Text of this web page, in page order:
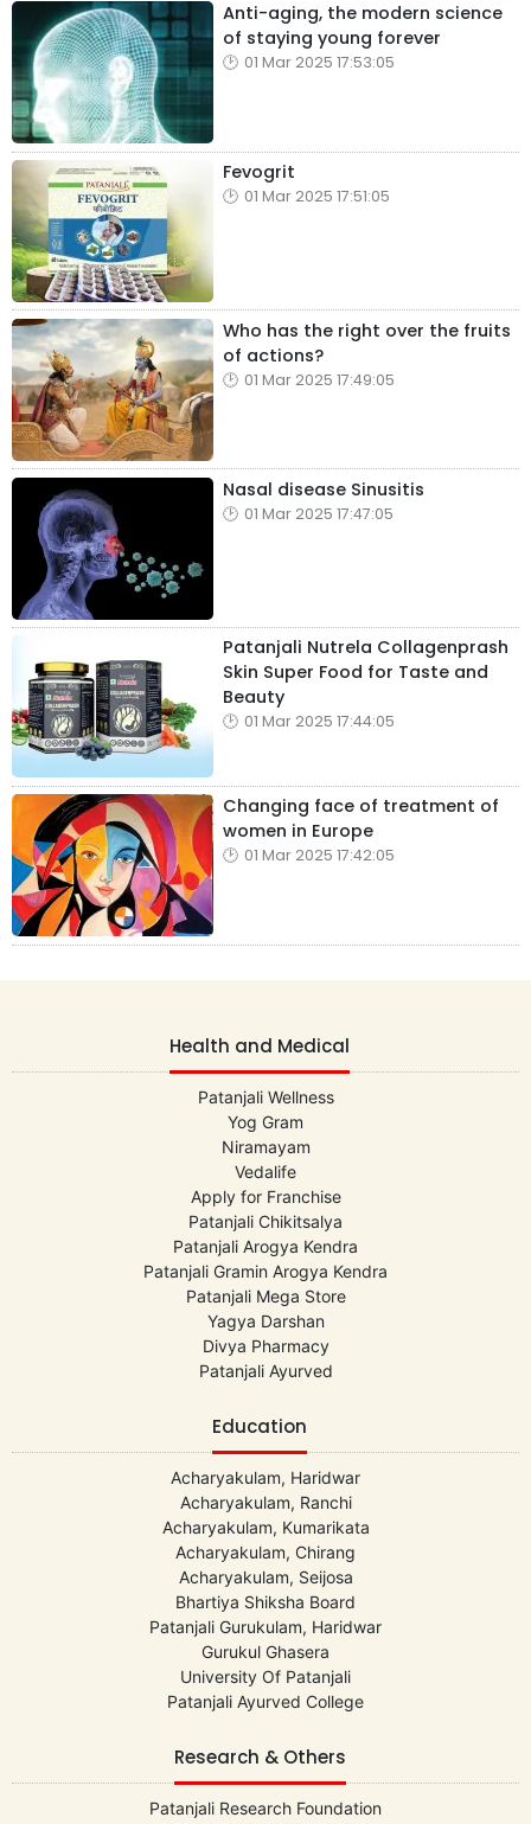
Anti-aging, the modern science
of staying young forever
01 Mar 2025 17:53:05
Fevogrit
01 Mar 2025 17:51:05
Who has the right over the fruits
of actions?
01 Mar 2025 17:49:05
Nasal disease Sinusitis
01 Mar 2025 17:47:05
Patanjali Nutrela Collagenprash
Skin Super Food for Taste and
Beauty
01 Mar 2025 17:44:05
Changing face of treatment of
women in Europe
01 Mar 2025 17:42:05
Health and Medical
Patanjali Wellness
Yog Gram
Niramayam
Vedalife
Apply for Franchise
Patanjali Chikitsalya
Patanjali Arogya Kendra
Patanjali Gramin Arogya Kendra
Patanjali Mega Store
Yagya Darshan
Divya Pharmacy
Patanjali Ayurved
Education
Acharyakulam, Haridwar
Acharyakulam, Ranchi
Acharyakulam, Kumarikata
Acharyakulam, Chirang
Acharyakulam, Seijosa
Bhartiya Shiksha Board
Patanjali Gurukulam, Haridwar
Gurukul Ghasera
University Of Patanjali
Patanjali Ayurved College
Research & Others
Patanjali Research Foundation